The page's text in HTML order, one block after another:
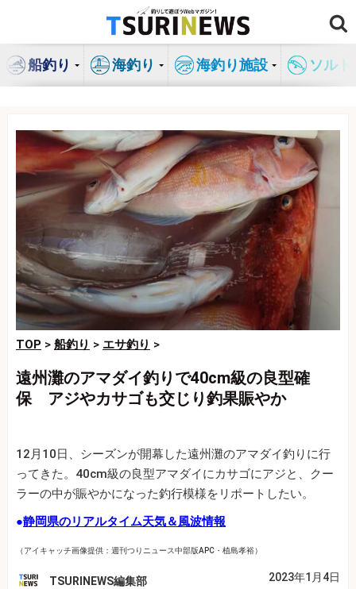
ン
船釣り 海釣り 海釣り施設 ソル
TOP > 船釣り > エサ釣り >
遠州灘のアマダイ釣りで40cm級の良型確
保 アジやカサゴも交じり釣果賑やか
12月10日、シーズンが開幕した遠州灘のアマダイ釣りに行
ってきた。40cm級の良型アマダイにカサゴにアジと、クー
ラーの中が賑やかになった釣行模様をリポートしたい。
●静岡県のリアルタイム天気＆風波情報
（アイキャッチ画像提供：週刊つりニュース中部版APC・植島孝裕）
TSURINEWS編集部 2023年1月4日